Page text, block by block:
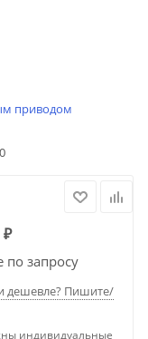
приводом
₽
по запросу
дешевле? Пишите/
индивидуальные